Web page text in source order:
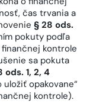
čas trvania a
§ 28 ods.
pokuty podľa
finančnej kontrole
sa pokuta
ods. 1, 2, 4
opakovane“
kontrole).